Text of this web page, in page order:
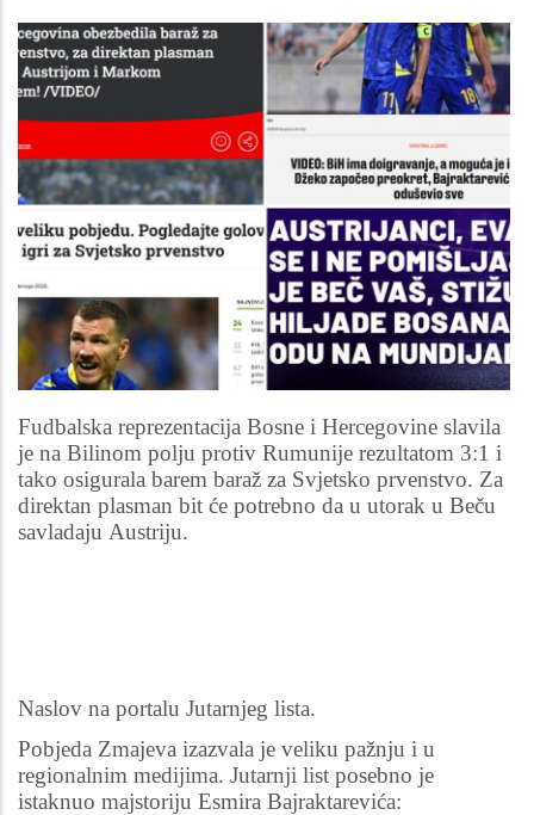
Fudbalska reprezentacija Bosne i Hercegovine slavila
je na Bilinom polju protiv Rumunije rezultatom 3:1 i
tako osigurala barem baraž za Svjetsko prvenstvo. Za
direktan plasman bit će potrebno da u utorak u Beču
savladaju Austriju.
Naslov na portalu Jutarnjeg lista.
Pobjeda Zmajeva izazvala je veliku pažnju i u
regionalnim medijima. Jutarnji list posebno je
istaknuo majstoriju Esmira Bajraktarevića: